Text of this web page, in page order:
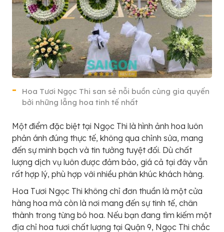
Hoa Tươi Ngọc Thi san sẻ nỗi buồn cùng gia quyến
bởi những lẵng hoa tinh tế nhất
Một điểm đặc biệt tại Ngọc Thi là hình ảnh hoa luôn
phản ánh đúng thực tế, không qua chỉnh sửa, mang
đến sự minh bạch và tin tưởng tuyệt đối. Dù chất
lượng dịch vụ luôn được đảm bảo, giá cả tại đây vẫn
rất hợp lý, phù hợp với nhiều phân khúc khách hàng.
Hoa Tươi Ngọc Thi không chỉ đơn thuần là một cửa
hàng hoa mà còn là nơi mang đến sự tinh tế, chân
thành trong từng bó hoa. Nếu bạn đang tìm kiếm một
địa chỉ hoa tươi chất lượng tại Quận 9, Ngọc Thi chắc